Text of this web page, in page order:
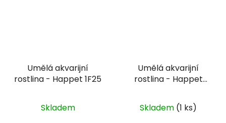
Umělá akvarijní
rostlina - Happet 1F25
Skladem
Umělá akvarijní
rostlina - Happet
Skladem (1 ks)